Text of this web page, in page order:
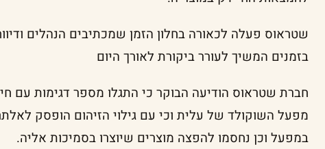
בזמנים המשיך לעורר ביקורת לאורך היום
חברת שטראוס הודיעה הבוקר כי התגלו מספר דגימות עם
מפעל השוקולד של עלית וכי עם גילוי הזיהום הופסק
במפעל וכן נחסמו להפצה מוצרים שיוצרו בסמיכות אליה.